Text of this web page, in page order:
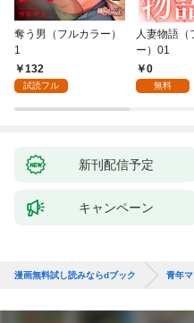
奪う男（フルカラー）
1
132
試読フル
人妻物語（
ー）01
0
無料
新刊配信予定
キャンペーン
漫画無料試し読みならdブック 青年